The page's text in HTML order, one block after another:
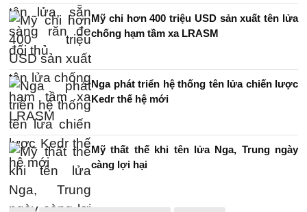
Mỹ chi hơn 400 triệu USD sản xuất tên lửa
chống hạm tầm xa LRASM
Nga phát triển hệ thống tên lửa chiến lược
Kedr thế hệ mới
Mỹ thất thế khi tên lửa Nga, Trung ngày
càng lợi hại